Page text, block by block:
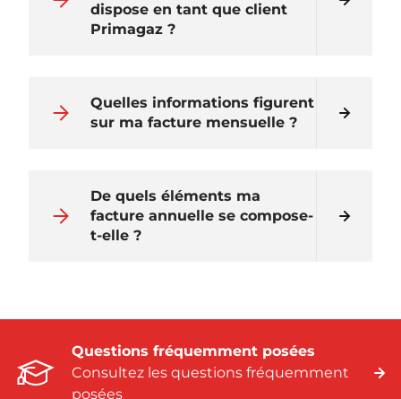
dispose en tant que client
Primagaz ?
Quelles informations figurent
sur ma facture mensuelle ?
De quels éléments ma
facture annuelle se compose-
t-elle ?
Questions fréquemment posées
Consultez les questions fréquemment
posées